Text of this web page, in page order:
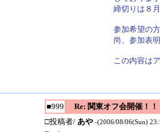
締切りは８
参加希望の
尚、参加表
この内容は
■999 Re: 関東オフ会開催！！
□投稿者/ あや -(2006/08/06(Sun)